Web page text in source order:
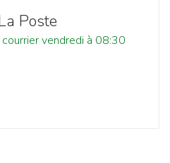
Poste
vendredi à 08:30